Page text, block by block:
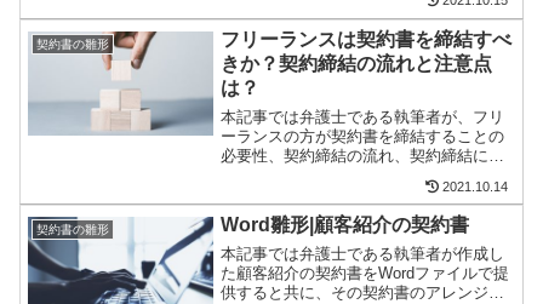
契約書の雛形
フリーランスは契約書を締結すべ
きか？契約締結の流れと注意点
は？
本記事では弁護士である執筆者が、フリ
ーランスの方が契約書を締結することの
必要性、契約締結の流れ、契約締結に際
して注意すべきポイントを解説していま
す。フリーランスの方が使用できる契約
書の雛形についても、いくつか紹介しま
す。
2021.10.14
契約書の雛形 Word雛形|顧客紹介の契約書
本記事では弁護士である執筆者が作成し
た顧客紹介の契約書をWordファイルで提
供すると共に、その契約書のアレンジ方